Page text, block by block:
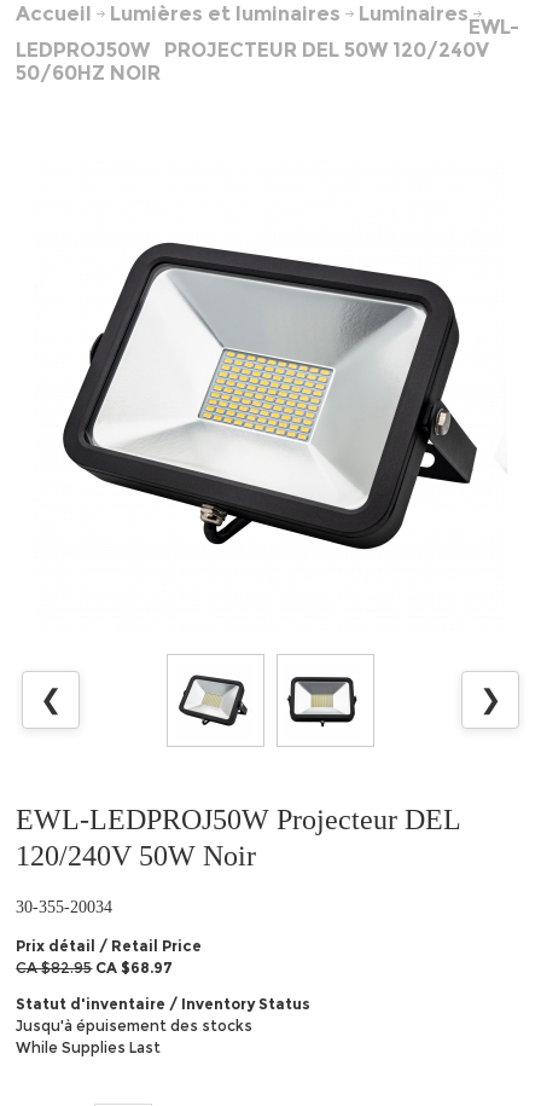
Accueil Lumières et luminaires Luminaires
EWL-
LEDPROJ50W PROJECTEUR DEL 50W 120/240V
50/60HZ NOIR
❮ ❯
EWL-LEDPROJ50W Projecteur DEL
120/240V 50W Noir
30-355-20034
Prix détail / Retail Price
CA $82.95CA $68.97
Statut d'inventaire / Inventory Status
Jusqu'à épuisement des stocks
While Supplies Last